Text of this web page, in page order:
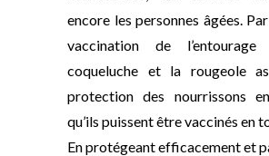
encore les personnes âgées.
vaccination de
coqueluche et la rougeole
protection des nourrissons
qu’ils puissent être vaccinés en
En protégeant efficacement et